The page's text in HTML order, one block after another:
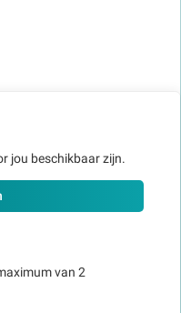
jou beschikbaar zijn.
van 2